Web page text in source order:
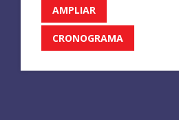
AMPLIAR
CRONOGRAMA